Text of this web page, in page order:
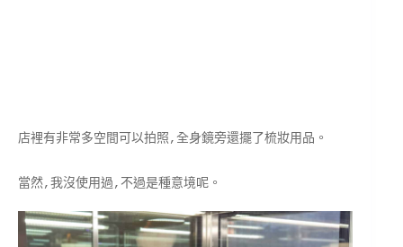
店裡有非常多空間可以拍照,全身鏡旁還擺了梳妝用品。
當然,我沒使用過,不過是種意境呢。